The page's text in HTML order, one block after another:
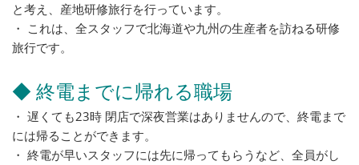
と考え、産地研修旅行を行っています。
・ これは、全スタッフで北海道や九州の生産者を訪ねる研修
旅行です。
◆ 終電までに帰れる職場
・ 遅くても23時 閉店で深夜営業はありませんので、終電まで
には帰ることができます。
・ 終電が早いスタッフには先に帰ってもらうなど、全員がし